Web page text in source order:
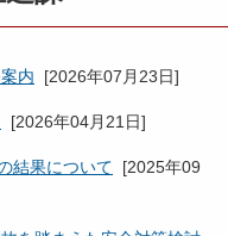
内 [2026年07月23日]
[2026年04月21日]
結果について [2025年09